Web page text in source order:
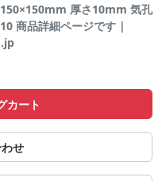
厚さ10mm 気孔
商品詳細ページです |
カート
せ